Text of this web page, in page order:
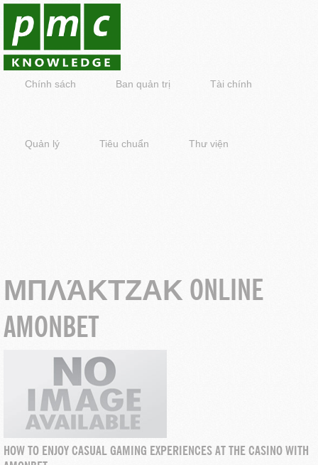
Chính sách Ban quản trị Tài chính
Quản lý Tiêu chuẩn Thư viện
ΜΠΛΆΚΤΖΑΚ ONLINE
AMONBET
HOW TO ENJOY CASUAL GAMING EXPERIENCES AT THE CASINO WITH